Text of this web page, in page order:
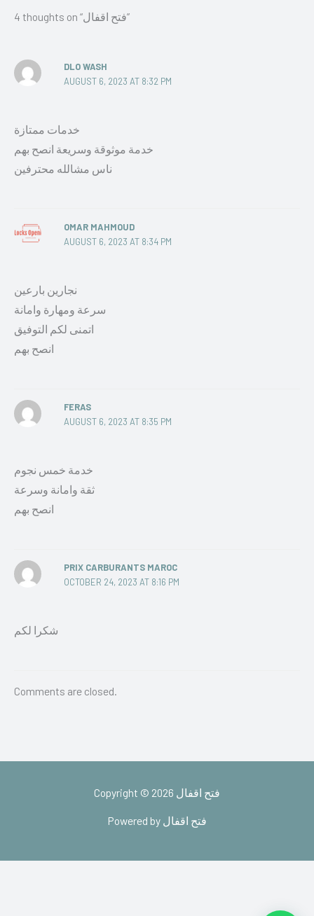
4 thoughts on “فتح اقفال”
DLO WASH
AUGUST 6, 2023 AT 8:32 PM
خدمات ممتازة
خدمة موثوقة وسريعة انصح بهم
ناس مشالله محترفين
OMAR MAHMOUD
AUGUST 6, 2023 AT 8:34 PM
نجارين بارعين
سرعة ومهارة وامانة
اتمنى لكم التوفيق
انصح بهم
FERAS
AUGUST 6, 2023 AT 8:35 PM
خدمة خمس نجوم
ثقة وامانة وسرعة
انصح بهم
PRIX CARBURANTS MAROC
OCTOBER 24, 2023 AT 8:16 PM
شكرا لكم
Comments are closed.
Copyright © 2026 فتح اقفال
Powered by فتح اقفال